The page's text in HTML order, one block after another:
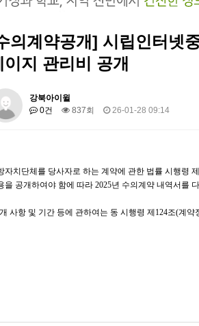
의계약공개] 시립인터넷
이지 관리비 공개
강북아이윌
0건
837회 26-01-28 09:14
자치단체를 당사자로 하는 계약에 관한 법률 시행령 제
을 공개하여야 함에 따라 2025년 수의계약 내역서를
사항 및 기간 등에 관하여는 동 시행령 제 124조(계약